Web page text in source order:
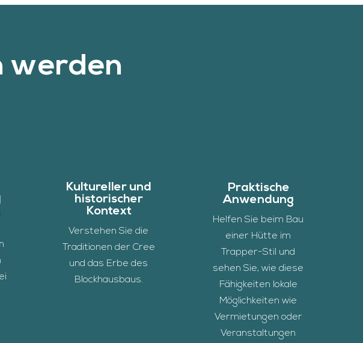
werden
Kultureller und
historischer
Kontext
Verstehen Sie die
Traditionen der Cree
und das Erbe des
Blockhausbaus.
Praktische
Anwendung
Helfen Sie beim Bau
einer Hütte im
Trapper-Stil und
sehen Sie, wie diese
Fähigkeiten lokale
Möglichkeiten wie
Vermietungen oder
Veranstaltungen